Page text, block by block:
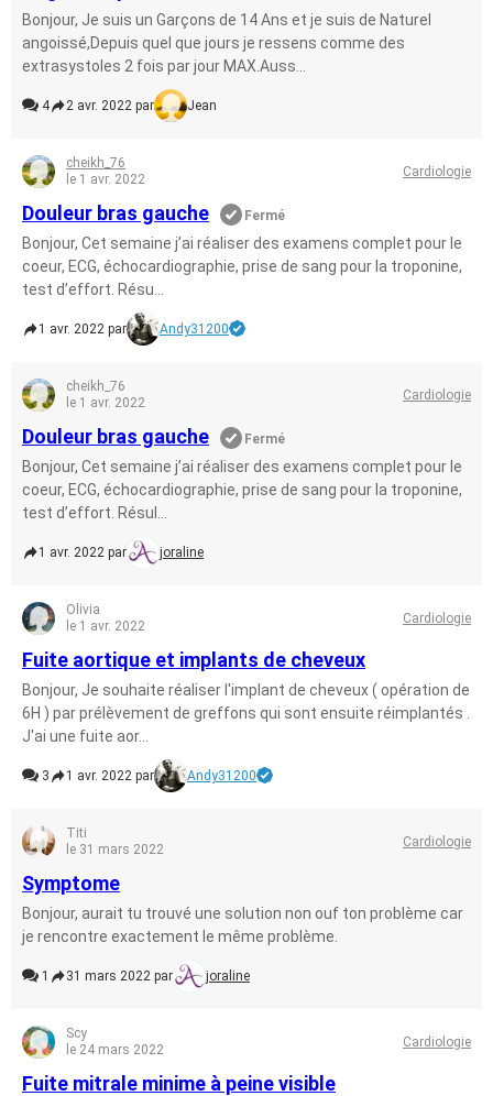
Bonjour, Je suis un Garçons de 14 Ans et je suis de Naturel
angoissé,Depuis quel que jours je ressens comme des
extrasystoles 2 fois par jour MAX.Auss...
4 2 avr. 2022 par Jean
cheikh_76
le 1 avr. 2022
Cardiologie
Douleur bras gauche Fermé
Bonjour, Cet semaine j’ai réaliser des examens complet pour le
coeur, ECG, échocardiographie, prise de sang pour la troponine,
test d’effort. Résu...
1 avr. 2022 par Andy31200
cheikh_76
le 1 avr. 2022
Cardiologie
Douleur bras gauche Fermé
Bonjour, Cet semaine j’ai réaliser des examens complet pour le
coeur, ECG, échocardiographie, prise de sang pour la troponine,
test d’effort. Résul...
1 avr. 2022 par joraline
Olivia
le 1 avr. 2022
Cardiologie
Fuite aortique et implants de cheveux
Bonjour, Je souhaite réaliser l'implant de cheveux ( opération de
6H ) par prélèvement de greffons qui sont ensuite réimplantés .
J'ai une fuite aor...
3 1 avr. 2022 par Andy31200
Titi
le 31 mars 2022
Cardiologie
Symptome
Bonjour, aurait tu trouvé une solution non ouf ton problème car
je rencontre exactement le même problème.
1 31 mars 2022 par joraline
Scy
le 24 mars 2022
Cardiologie
Fuite mitrale minime à peine visible